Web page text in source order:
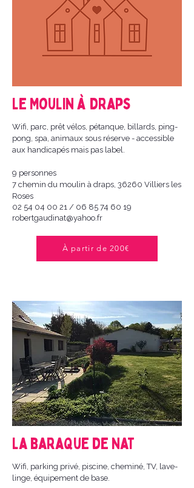
Le Moulin à draps
Wifi, parc, prêt vélos, pétanque, billards, ping-
pong, spa, animaux sous réserve - accessible
aux handicapés mais pas label.
9 personnes
7 chemin du moulin à draps, 36260 Villiers les
Roses
02 54 04 00 21 / 06 85 74 60 19
robertgaudinat@yahoo.fr
À partir de 200€
La baraque de Nat
Wifi, parking privé, piscine, cheminé, TV, lave-
linge, équipement de base.